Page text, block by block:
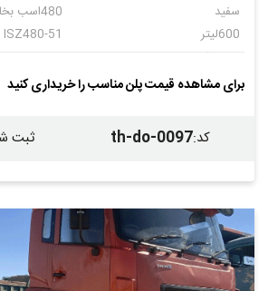
سفید
480اسب بخار
600لیتر
51
برای مشاهده قیمت پلن مناسب را خریداری کنید
کد:
th-do-0097 ثبت